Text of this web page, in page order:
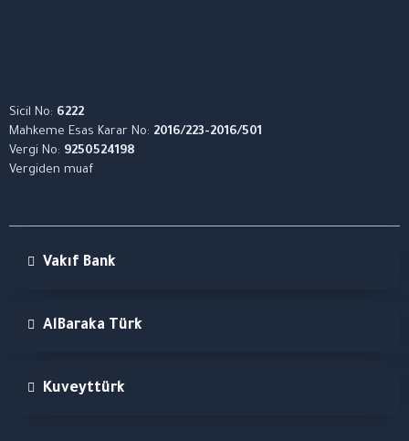
Sicil No: 6222
Mahkeme Esas Karar No: 2016/223-2016/501
Vergi No: 9250524198
Vergiden muaf
Vakıf Bank
AlBaraka Türk
Kuveyttürk